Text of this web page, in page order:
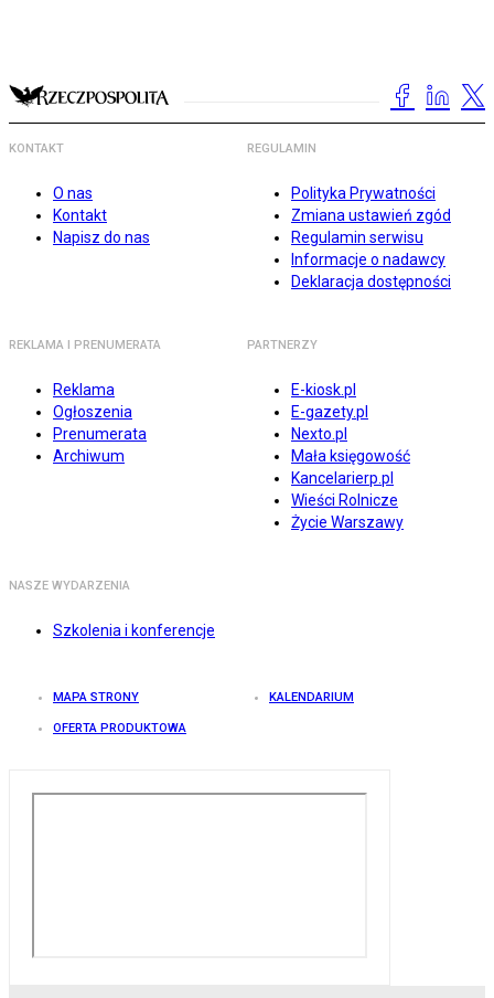
KONTAKT
O nas
Kontakt
Napisz do nas
REGULAMIN
Polityka Prywatności
Zmiana ustawień zgód
Regulamin serwisu
Informacje o nadawcy
Deklaracja dostępności
REKLAMA I PRENUMERATA
Reklama
Ogłoszenia
Prenumerata
Archiwum
PARTNERZY
E-kiosk.pl
E-gazety.pl
Nexto.pl
Mała księgowość
Kancelarierp.pl
Wieści Rolnicze
Życie Warszawy
NASZE WYDARZENIA
Szkolenia i konferencje
MAPA STRONY KALENDARIUM
OFERTA PRODUKTOWA